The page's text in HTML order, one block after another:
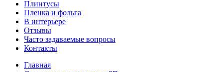
Плинтусы
Пленка и фольга
В интерьере
Отзывы
Часто задаваемые вопросы
Контакты
Главная